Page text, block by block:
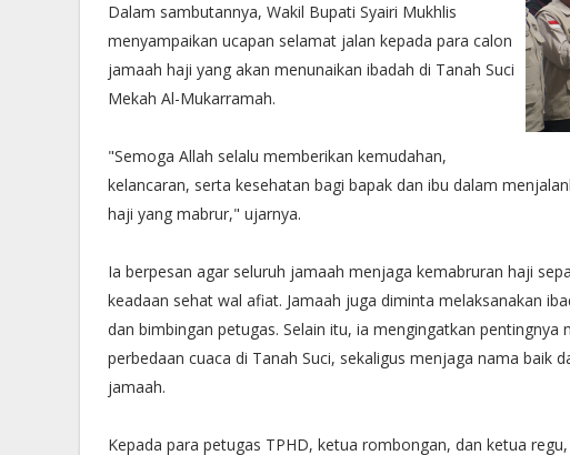
Dalam sambutannya, Wakil Bupati Syairi Mukhlis
menyampaikan ucapan selamat jalan kepada para calon
jamaah haji yang akan menunaikan ibadah di Tanah Suci
Mekah Al-Mukarramah.
"Semoga Allah selalu memberikan kemudahan,
kelancaran, serta kesehatan bagi bapak dan ibu dalam
haji yang mabrur," ujarnya.
Ia berpesan agar seluruh jamaah menjaga kemabruran haji
keadaan sehat wal afiat. Jamaah juga diminta melaksanakan
dan bimbingan petugas. Selain itu, ia mengingatkan
perbedaan cuaca di Tanah Suci, sekaligus menjaga nama baik
jamaah.
Kepada para petugas TPHD, ketua rombongan, dan ketua